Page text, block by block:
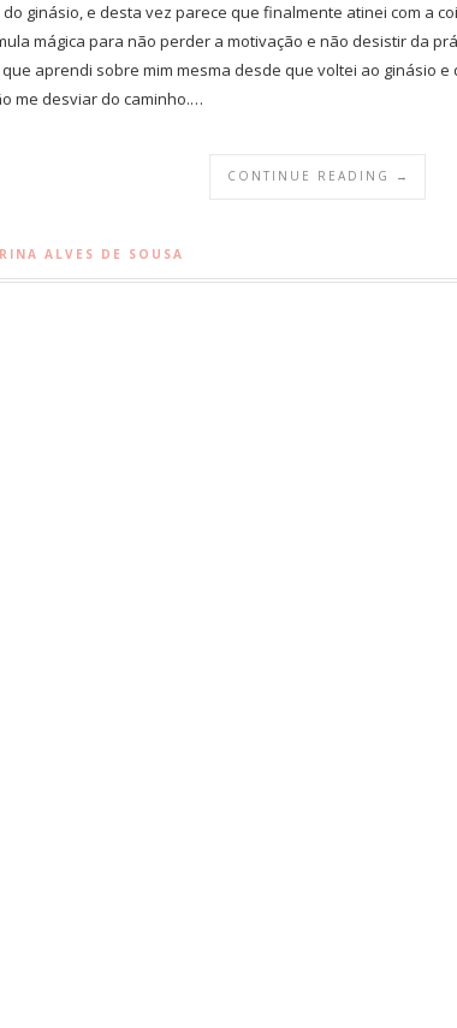
ginásio, e desta vez parece que finalmente atinei com a
mágica para não perder a motivação e não desistir da
aprendi sobre mim mesma desde que voltei ao ginásio
me desviar do caminho.…
CONTINUE READING →
ALVES DE SOUSA